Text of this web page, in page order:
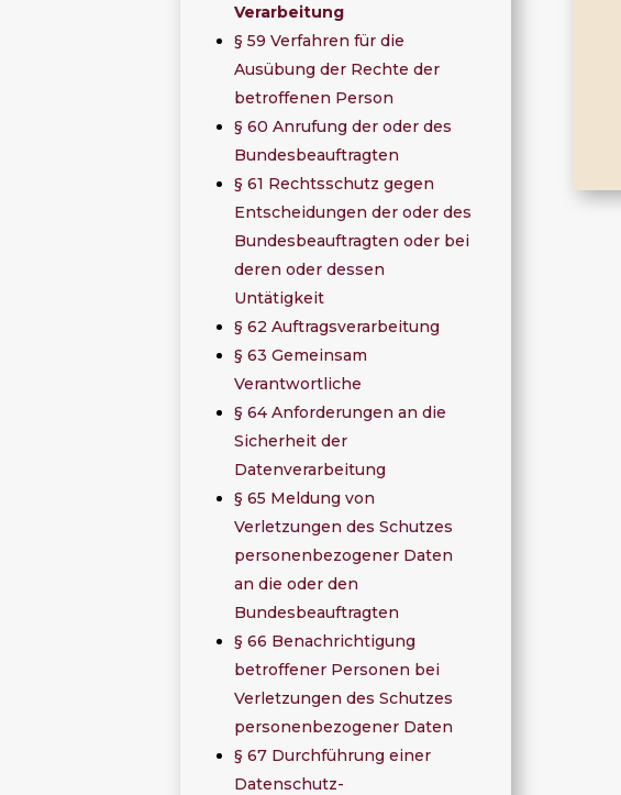
Verarbeitung
§ 59 Verfahren für die
Ausübung der Rechte der
betroffenen Person
§ 60 Anrufung der oder des
Bundesbeauftragten
§ 61 Rechtsschutz gegen
Entscheidungen der oder des
Bundesbeauftragten oder bei
deren oder dessen
Untätigkeit
§ 62 Auftragsverarbeitung
§ 63 Gemeinsam
Verantwortliche
§ 64 Anforderungen an die
Sicherheit der
Datenverarbeitung
§ 65 Meldung von
Verletzungen des Schutzes
personenbezogener Daten
an die oder den
Bundesbeauftragten
§ 66 Benachrichtigung
betroffener Personen bei
Verletzungen des Schutzes
personenbezogener Daten
§ 67 Durchführung einer
Datenschutz-